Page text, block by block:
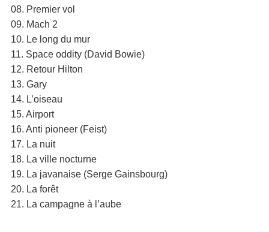
08. Premier vol
09. Mach 2
10. Le long du mur
11. Space oddity (David Bowie)
12. Retour Hilton
13. Gary
14. L’oiseau
15. Airport
16. Anti pioneer (Feist)
17. La nuit
18. La ville nocturne
19. La javanaise (Serge Gainsbourg)
20. La forêt
21. La campagne à l’aube